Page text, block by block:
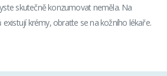
skutečně konzumovat neměla. Na
krémy, obraťte se na kožního lékaře.